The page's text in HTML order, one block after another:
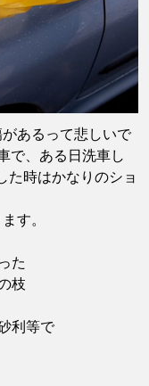
あるって悲しいで
で、ある日洗車し
た時はかなりのショ
す。
た
枝
利等で